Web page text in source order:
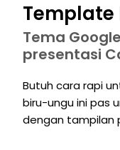
Template
Tema
presentasi
Butuh cara rapi
biru-ungu ini pas
dengan tampilan